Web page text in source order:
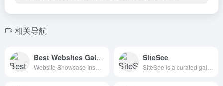
相关导航
Best Websites Gallery SiteSee